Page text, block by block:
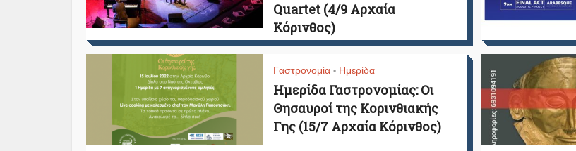
Quartet (4/9 Αρχαία
Κόρινθος)
Γαστρονομία • Ημερίδα
Ημερίδα Γαστρονομίας: Οι
Θησαυροί της Κορινθιακής
Γης (15/7 Αρχαία Κόρινθος)